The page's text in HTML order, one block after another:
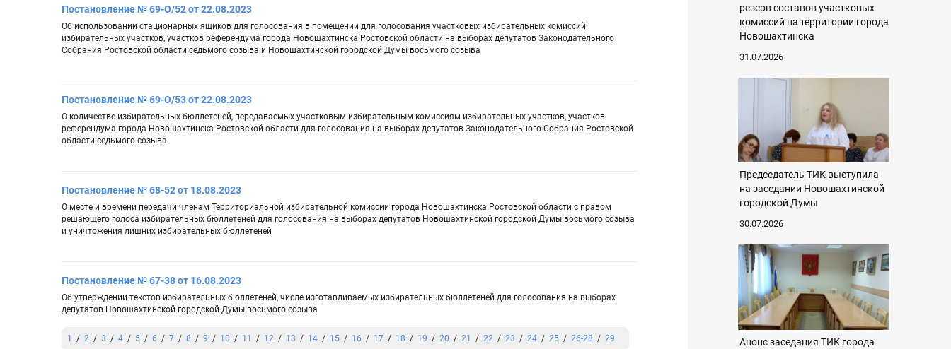
Постановление № 69-О/52 от 22.08.2023
Об использовании стационарных ящиков для голосования в помещении для голосования участковых избирательных комиссий
избирательных участков, участков референдума города Новошахтинска Ростовской области на выборах депутатов Законодательного
Собрания Ростовской области седьмого созыва и Новошахтинской городской Думы восьмого созыва
Постановление № 69-О/53 от 22.08.2023
О количестве избирательных бюллетеней, передаваемых участковым избирательным комиссиям избирательных участков, участков
референдума города Новошахтинска Ростовской области для голосования на выборах депутатов Законодательного Собрания Ростовской
области седьмого созыва
Постановление № 68-52 от 18.08.2023
О месте и времени передачи членам Территориальной избирательной комиссии города Новошахтинска Ростовской области с правом
решающего голоса избирательных бюллетеней для голосования на выборах депутатов Новошахтинской городской Думы восьмого созыва
и уничтожения лишних избирательных бюллетеней
Постановление № 67-38 от 16.08.2023
Об утверждении текстов избирательных бюллетеней, числе изготавливаемых избирательных бюллетеней для голосования на выборах
депутатов Новошахтинской городской Думы восьмого созыва
1 2 3 4 5 6 7 8 9 10 11 12 13 14 15 16 17 18 19 20 21 22 23 24 25 26-28 29
резерв составов участковых
комиссий на территории города
Новошахтинска
31.07.2026
Председатель ТИК выступила
на заседании Новошахтинской
городской Думы
30.07.2026
Анонс заседания ТИК города